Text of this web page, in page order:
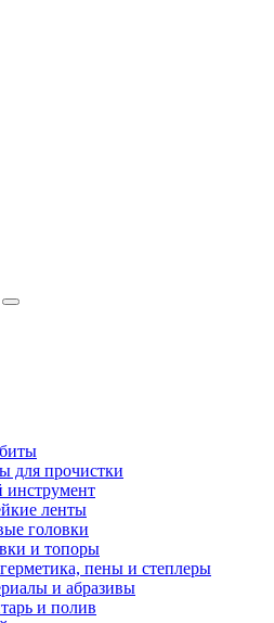
для прочистки
инструмент
ленты
головки
и топоры
пены и степлеры
и абразивы
и полив